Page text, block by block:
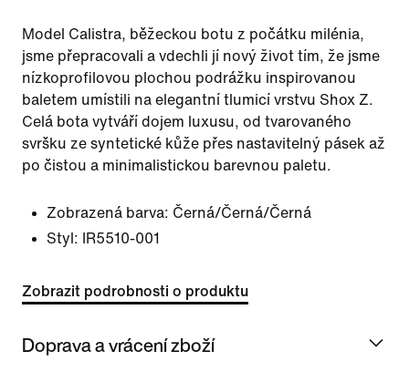
Model Calistra, běžeckou botu z počátku milénia,
jsme přepracovali a vdechli jí nový život tím, že jsme
nízkoprofilovou plochou podrážku inspirovanou
baletem umístili na elegantní tlumicí vrstvu Shox Z.
Celá bota vytváří dojem luxusu, od tvarovaného
svršku ze syntetické kůže přes nastavitelný pásek až
po čistou a minimalistickou barevnou paletu.
Zobrazená barva: Černá/Černá/Černá
Styl:
IR5510-001
Zobrazit podrobnosti o produktu
Doprava a vrácení zboží